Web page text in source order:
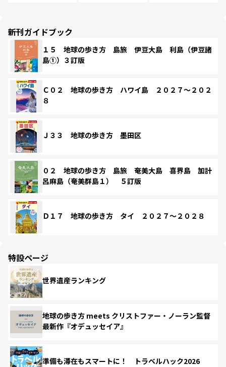
新刊ガイドブック
１５ 地球の歩き方 島旅 伊豆大島 利島（伊豆諸
島①）３訂版
Ｃ０２ 地球の歩き方 ハワイ島 ２０２７～２０２
８
Ｊ３３ 地球の歩き方 墨田区
０２ 地球の歩き方 島旅 奄美大島 喜界島 加計
呂麻島（奄美群島１） ５訂版
Ｄ１７ 地球の歩き方 タイ ２０２７～２０２８
特設ページ
世界遺産ランキング
地球の歩き方 meets クリストファー・ノーラン監督
最新作『オデュッセイア』
準備も滞在もスマートに！ トラベルハック2026